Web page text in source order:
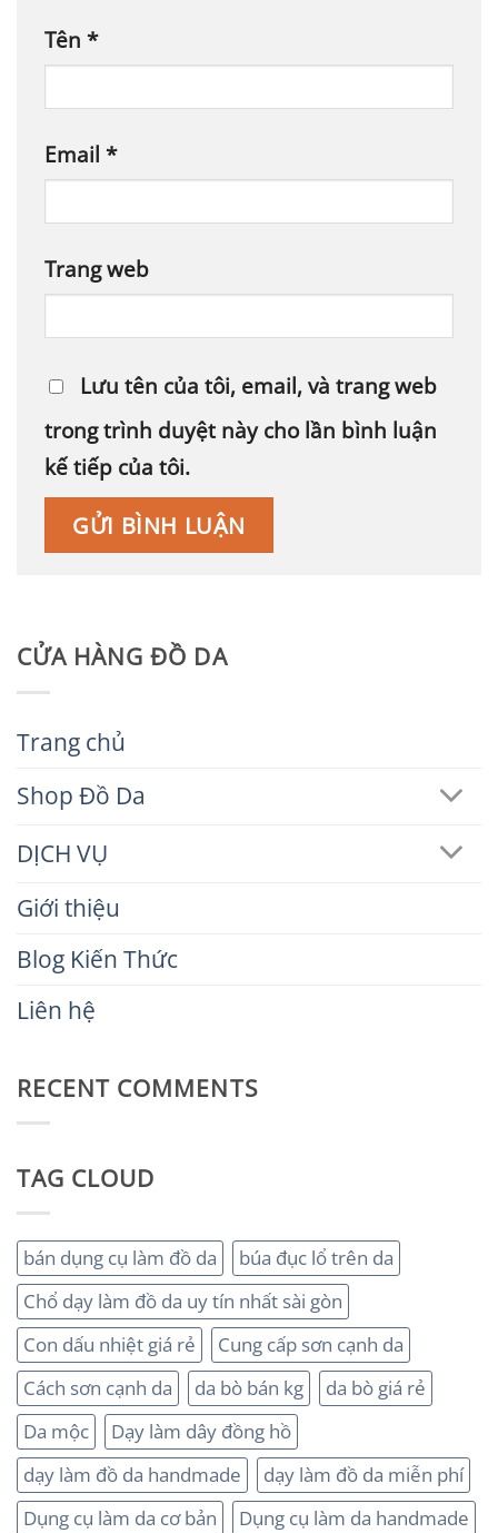
CỬA HÀNG ĐỒ DA
Trang chủ
Shop Đồ Da
DỊCH VỤ
Giới thiệu
Blog Kiến Thức
Liên hệ
RECENT COMMENTS
TAG CLOUD
bán dụng cụ làm đồ da
búa đục lổ trên da
Chổ dạy làm đồ da uy tín nhất sài gòn
Con dấu nhiệt giá rẻ
Cung cấp sơn cạnh da
Cách sơn cạnh da
da bò bán kg
da bò giá rẻ
Da mộc
Dạy làm dây đồng hồ
dạy làm đồ da handmade
dạy làm đồ da miễn phí
Dụng cụ làm da cơ bản
Dụng cụ làm da handmade
Tên *
Email *
Trang web
Lưu tên của tôi, email, và trang web
trong trình duyệt này cho lần bình luận
kế tiếp của tôi.